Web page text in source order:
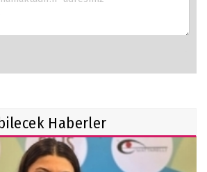
Haberler